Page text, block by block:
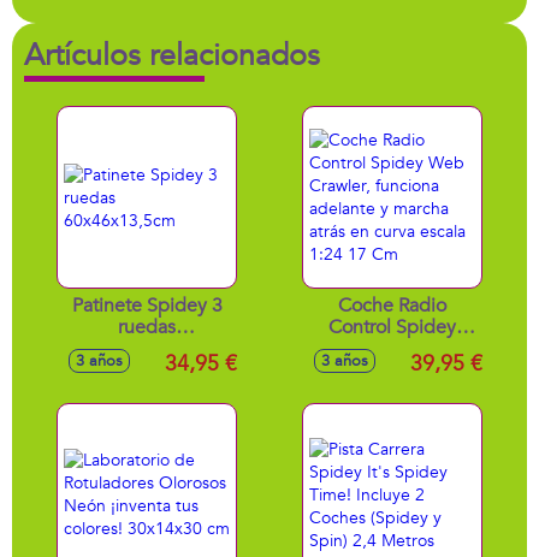
Artículos relacionados
Patinete Spidey 3
ruedas
60x46x13,5cm
3 años 34,95 €
Coche Radio
Control Spidey
Web Crawler,
funciona adelante y
3 años 39,95 €